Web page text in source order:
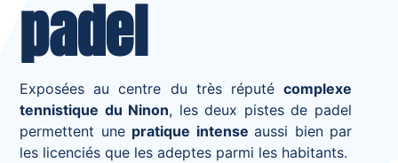
padel
Exposées au centre du très réputé complexe
tennistique du Ninon, les deux pistes de padel
permettent une pratique intense aussi bien par
les licenciés que les adeptes parmi les habitants.